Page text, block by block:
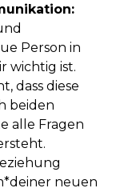
Person in
wichtig ist.
dass diese
beiden
alle Fragen
neuen